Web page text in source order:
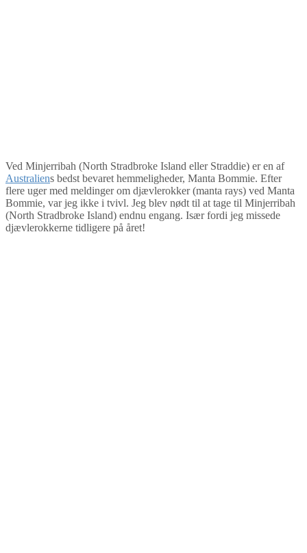
Ved Minjerribah (North Stradbroke Island eller Straddie) er en af
Australiens bedst bevaret hemmeligheder, Manta Bommie. Efter
flere uger med meldinger om djævlerokker (manta rays) ved Manta
Bommie, var jeg ikke i tvivl. Jeg blev nødt til at tage til Minjerribah
(North Stradbroke Island) endnu engang. Især fordi jeg missede
djævlerokkerne tidligere på året!